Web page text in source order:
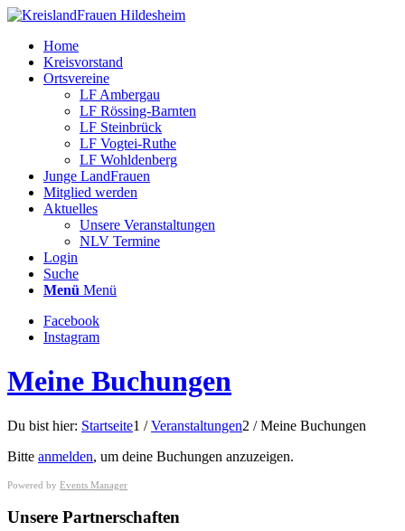
Home
Kreisvorstand
Ortsvereine
LF Ambergau
LF Rössing-Barnten
LF Steinbrück
LF Vogtei-Ruthe
LF Wohldenberg
Junge LandFrauen
Mitglied werden
Aktuelles
Unsere Veranstaltungen
NLV Termine
Login
Suche
Menü Menü
Facebook
Instagram
Meine Buchungen
Du bist hier: Startseite1 / Veranstaltungen2 / Meine Buchungen
Bitte anmelden, um deine Buchungen anzuzeigen.
Powered by Events Manager
Unsere Partnerschaften